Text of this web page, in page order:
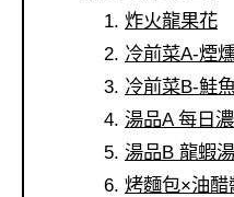
炸火龍果花
冷前菜A-煙
冷前菜B-鮭
湯品A 每日
湯品B 龍蝦
烤麵包×油醋